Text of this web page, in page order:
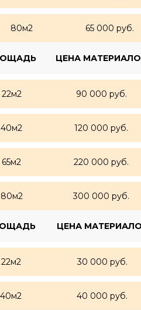
80м2 65 000 руб.
ЦЕНА
22м2 90 000 руб.
40м2 120 000 руб.
65м2 220 000 руб.
80м2 300 000 руб.
ЦЕНА
22м2 30 000 руб.
40м2 40 000 руб.